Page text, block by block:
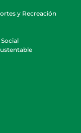
y Recreación